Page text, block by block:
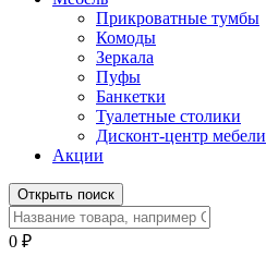
Прикроватные тумбы
Комоды
Зеркала
Пуфы
Банкетки
Туалетные столики
Дисконт-центр мебели
Акции
Открыть поиск
0 ₽